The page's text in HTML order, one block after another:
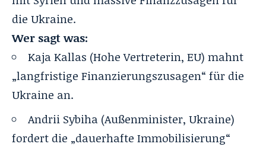
die Ukraine.
Wer sagt was:
Kaja Kallas (Hohe Vertreterin, EU) mahnt
„langfristige Finanzierungszusagen“ für die
Ukraine an.
Andrii Sybiha (Außenminister, Ukraine)
fordert die „dauerhafte Immobilisierung“